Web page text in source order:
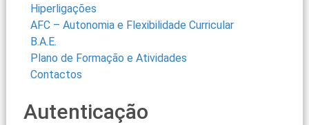
Hiperligações
AFC – Autonomia e Flexibilidade Curricular
B.A.E.
Plano de Formação e Atividades
Contactos
Autenticação